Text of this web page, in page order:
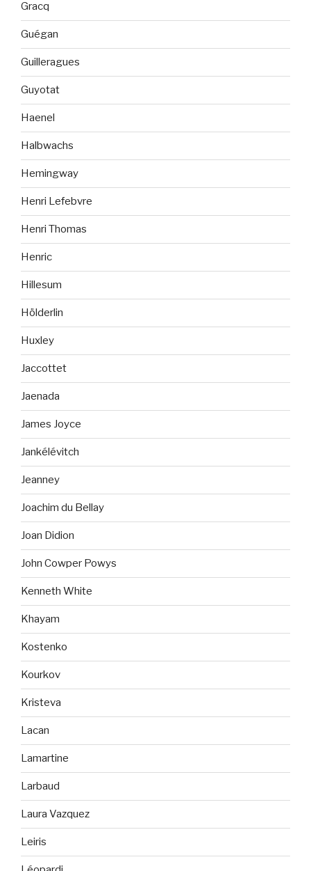
Gracq
Guégan
Guilleragues
Guyotat
Haenel
Halbwachs
Hemingway
Henri Lefebvre
Henri Thomas
Henric
Hillesum
Hölderlin
Huxley
Jaccottet
Jaenada
James Joyce
Jankélévitch
Jeanney
Joachim du Bellay
Joan Didion
John Cowper Powys
Kenneth White
Khayam
Kostenko
Kourkov
Kristeva
Lacan
Lamartine
Larbaud
Laura Vazquez
Leiris